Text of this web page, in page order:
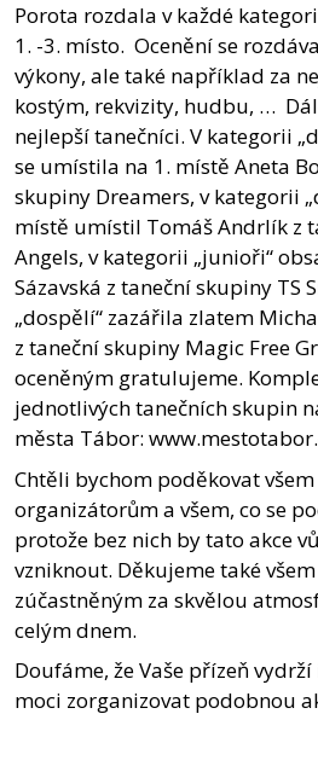
Porota rozdala v každé
1. -3. místo. Ocenění se
výkony, ale také například za
kostým, rekvizity, hudbu, …
nejlepší tanečníci. V kategorii
se umístila na 1. místě Aneta
skupiny Dreamers, v kategorii
místě umístil Tomáš Andrlík z
Angels, v kategorii „junioři“
Sázavská z taneční skupiny TS
„dospělí“ zazářila zlatem
z taneční skupiny Magic Free
oceněným gratulujeme.
jednotlivých tanečních skupin
města Tábor:
Chtěli bychom poděkovat
organizátorům a všem, co se
protože bez nich by tato akce
vzniknout. Děkujeme také
zúčastněným za skvělou
celým dnem.
Doufáme, že Vaše přízeň
moci zorganizovat podobnou